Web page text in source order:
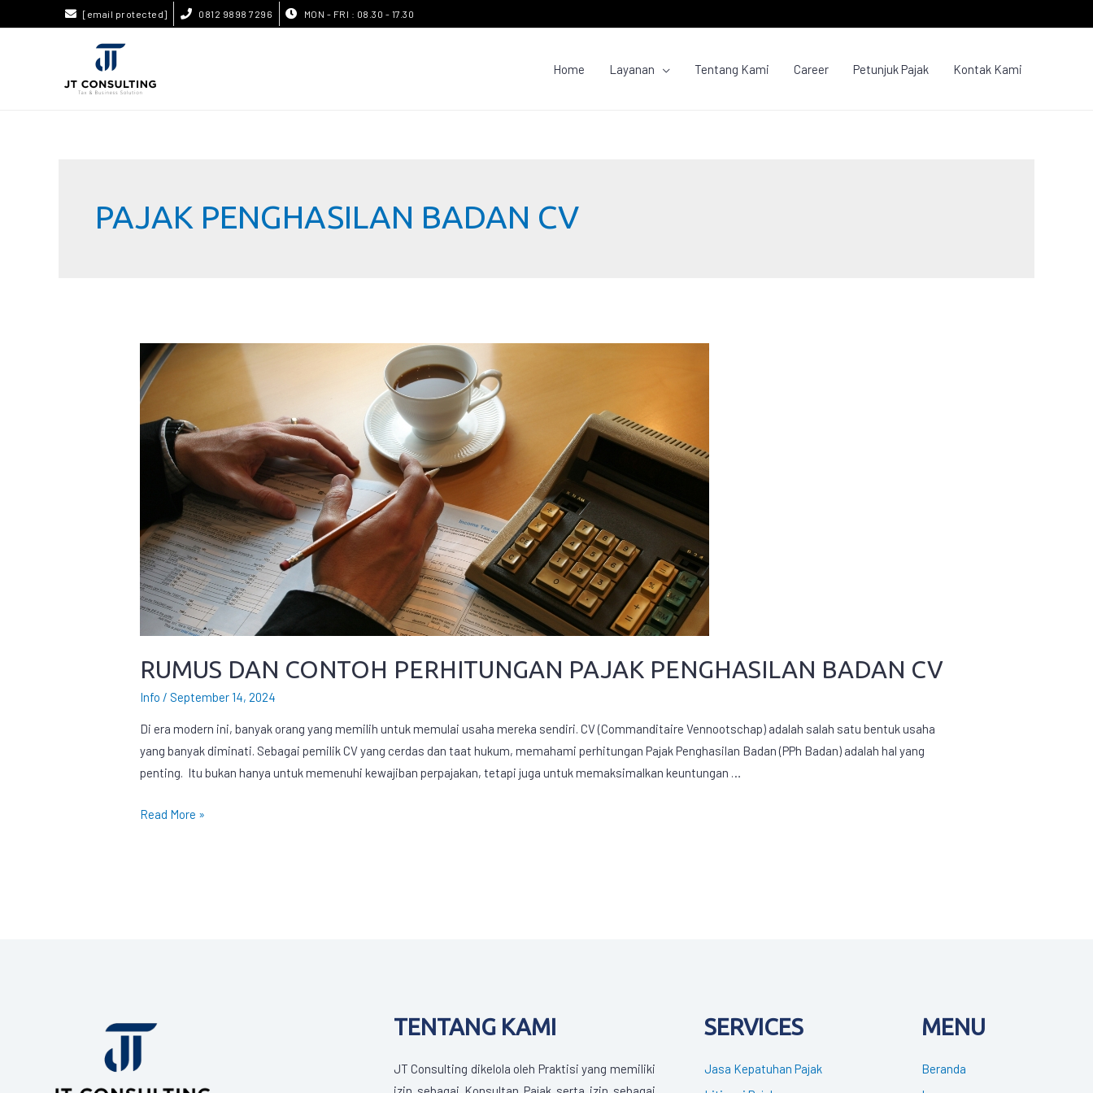
[email protected] 0812 9898 7296 MON - FRI : 08.30 - 17.30
Home Layanan Tentang Kami Career Petunjuk Pajak Kontak Kami
PAJAK PENGHASILAN BADAN CV
RUMUS DAN CONTOH PERHITUNGAN PAJAK PENGHASILAN BADAN CV
Info / September 14, 2024
Di era modern ini, banyak orang yang memilih untuk memulai usaha mereka sendiri. CV (Commanditaire Vennootschap) adalah salah satu bentuk usaha
yang banyak diminati. Sebagai pemilik CV yang cerdas dan taat hukum, memahami perhitungan Pajak Penghasilan Badan (PPh Badan) adalah hal yang
penting. Itu bukan hanya untuk memenuhi kewajiban perpajakan, tetapi juga untuk memaksimalkan keuntungan …
Read More »
TENTANG KAMI
JT Consulting dikelola oleh Praktisi yang memiliki
SERVICES
Jasa Kepatuhan Pajak
MENU
Beranda